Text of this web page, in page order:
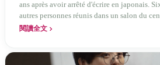
ans après avoir arrêté d'écrire en japonais.
autres personnes réunis dans un salon du
transformaient cette expérience de mutisme
jusqu'aux manuels scolaires du collège.
閱讀全文